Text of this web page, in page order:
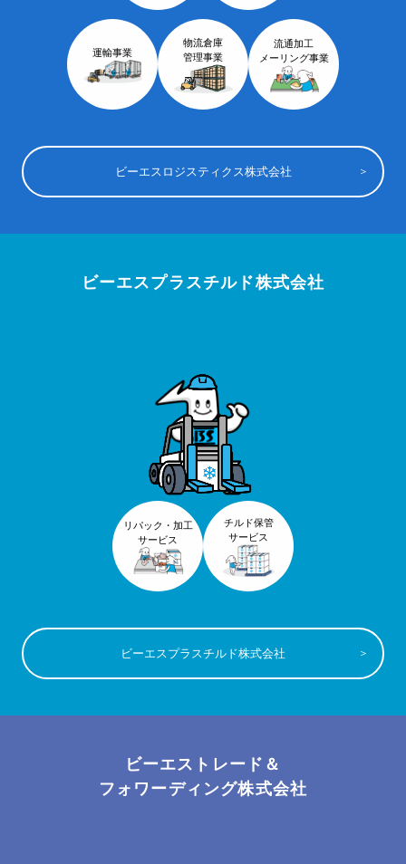
運輸事業
物流倉庫
管理事業
流通加工
メーリング事業
ビーエスロジスティクス株式会社
ビーエスプラスチルド株式会社
リパック・加工
サービス
チルド保管
サービス
ビーエスプラスチルド株式会社
ビーエストレード＆
フォワーディング株式会社